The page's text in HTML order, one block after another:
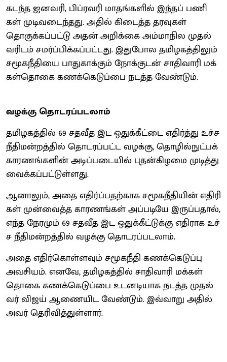
கடந்த ஜனவரி, பிப்​ர​வரி மாதங்​களில் இந்​தப் பணி​
கள் முடிவடைந்​தது. அதில் கிடைத்த தரவு​கள்
தொகுக்​கப்​பட்டு அதன் அறிக்கை அம்​மாநில முதல்​
வரிடம் சமர்ப்​பிக்​கப்​பட்​டது. இது​போல தமிழகத்​தி​லும்
சமூகநீ​தியை பாது​காக்​கும் நோக்​குடன் சாதி​வாரி மக்​
கள்​தொகை கணக்​கெடுப்பை நடத்த வேண்​டும்.
வழக்கு தொடரப்​படலாம்
தமிழகத்​தில் 69 சதவீத இட ஒதுக்​கீட்டை எதிர்த்து உச்​ச
நீ​தி​மன்​றத்​தில் தொடரப்​பட்ட வழக்​கு, தொழில்​நுட்​பக்
காரணங்​களின் அடிப்​படை​யில் புதன்​கிழமை முடித்து
வைக்​கப்​பட்​டுள்​ளது.
ஆனாலும், அதை எதிர்ப்​ப​தற்​காக சமூகநீ​தி​யின் எதிரி​
கள் முன்​வைத்த காரணங்​கள் அப்​படியே இருப்​ப​தால்,
எந்த நேர​மும் 69 சதவீத இட ஒதுக்​கீட்​டுக்கு எதி​ராக உச்​
ச நீ​தி​மன்​றத்​தில் வழக்கு தொடரப்​படலாம்.
அதை எதிர்​கொள்​ள​வும் சமூகநீதி கணக்​கெடுப்​பு
அவசி​யம். எனவே, தமிழகத்​தில் சாதி​வாரி மக்​கள்​
தொகை கணக்​கெடுப்பை உடனடி​யாக நடத்த முதல்​
வர் விஜய் ஆணை​யிட வேண்​டும். இவ்​வாறு அதில்
அவர் தெரி​வித்​துள்​ளார்.